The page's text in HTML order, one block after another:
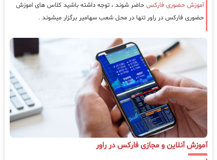
آموزش حضوری فارکس حاضر شوند ، توجه داشته باشید کلاس های اموزش
حضوری فارکس در راور تنها در محل شعب سهامیر برگزار میشوند .
آموزش آنلاین و مجازی فارکس در راور